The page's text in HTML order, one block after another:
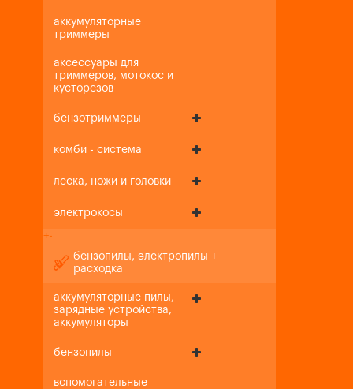
аккумуляторные
триммеры
аксессуары для
триммеров, мотокос и
кусторезов
бензотриммеры
комби - система
леска, ножи и головки
электрокосы
+-
бензопилы, электропилы +
расходка
аккумуляторные пилы,
зарядные устройства,
аккумуляторы
бензопилы
вспомогательные